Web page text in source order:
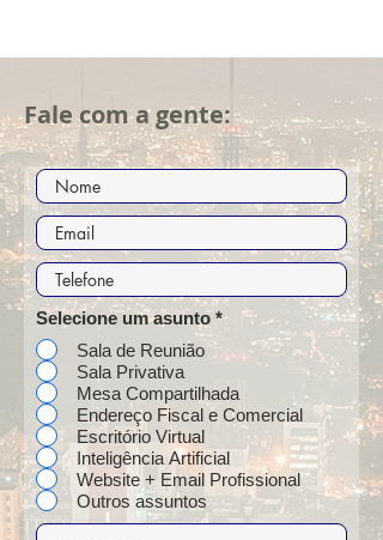
Fale com a gente:
Selecione um asunto *
Sala de Reunião
Sala Privativa
Mesa Compartilhada
Endereço Fiscal e Comercial
Escritório Virtual
Inteligência Artificial
Website + Email Profissional
Outros assuntos